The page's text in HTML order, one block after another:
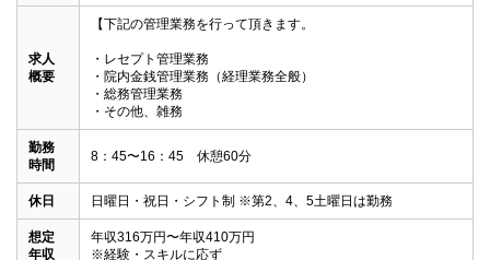
求人
概要
【下記の管理業務を行って頂きます。
・レセプト管理業務
・院内金銭管理業務（経理業務全般）
・総務管理業務
・その他、雑務
勤務
時間
8：45〜16：45　休憩60分
休日 日曜日・祝日・シフト制 ※第2、4、5土曜日は勤務
想定
年収
年収316万円〜年収410万円
※経験・スキルに応ず